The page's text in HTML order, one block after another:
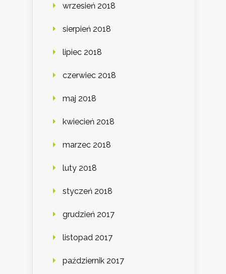
wrzesień 2018
sierpień 2018
lipiec 2018
czerwiec 2018
maj 2018
kwiecień 2018
marzec 2018
luty 2018
styczeń 2018
grudzień 2017
listopad 2017
październik 2017